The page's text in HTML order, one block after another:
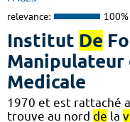
relevance: 100%
Institut De
Medicale
1970 et est rattaché
trouve au nord de la